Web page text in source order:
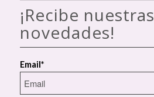
¡Recibe nuestras
novedades!
Email*